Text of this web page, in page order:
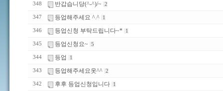
348 반갑습니당(^-^)/~ 2
347 등업해주세요 ^.^ 1
346 등업신청 부탁드립니다~* 1
345 등업신청요~ 5
344 등업 1
343 등업해주세요옷^^ 2
342 후후 등업신청입니다 1